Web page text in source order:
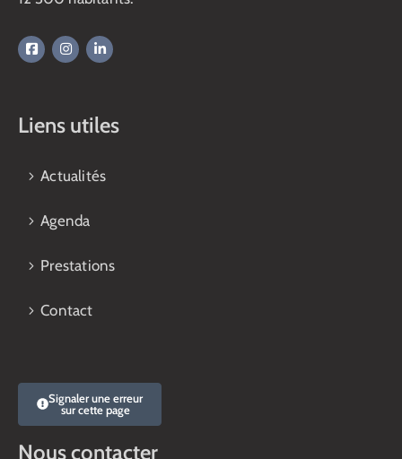
Liens utiles
Actualités
Agenda
Prestations
Contact
Signaler une erreur
sur cette page
Nous contacter